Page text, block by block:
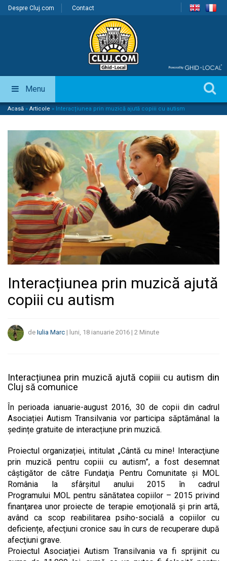
Despre Cluj.com Contact
Menu
Acasă » Articole » Interacțiunea prin muzică ajută copiii cu autism
Interacțiunea prin muzică ajută
copiii cu autism
de Iulia Marc | luni, 18 ianuarie 2016 | 2 Minute
Interacțiunea prin muzică ajută copiii cu autism din
Cluj să comunice
În perioada ianuarie-august 2016, 30 de copii din cadrul
Asociației Autism Transilvania vor participa săptămânal la
ședințe gratuite de interacțiune prin muzică.
Proiectul organizației, intitulat „Cântă cu mine! Interacţiune
prin muzică pentru copiii cu autism”, a fost desemnat
câștigător de către Fundaţia Pentru Comunitate şi MOL
România la sfârşitul anului 2015 în cadrul
Programului MOL pentru sănătatea copiilor – 2015 privind
finanţarea unor proiecte de terapie emoţională şi prin artă,
având ca scop reabilitarea psiho-socială a copiilor cu
deficiențe, afecţiuni cronice sau în curs de recuperare după
afecţiuni grave.
Proiectul Asociației Autism Transilvania va fi sprijinit cu